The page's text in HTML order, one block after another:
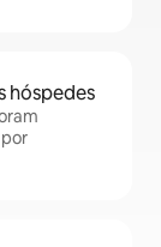
hóspedes